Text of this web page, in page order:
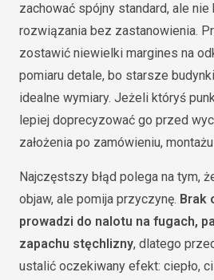
zachować spójny standard, ale
rozwiązania bez zastanowienia.
zostawić niewielki margines na
pomiaru detale, bo starsze
idealne wymiary. Jeżeli któryś
lepiej doprecyzować go przed
założenia po zamówieniu,
Najczęstszy błąd polega na tym,
objaw, ale pomija przyczynę. Brak
prowadzi do nalotu na fugach,
zapachu stęchlizny, dlatego
ustalić oczekiwany efekt: ciepło,